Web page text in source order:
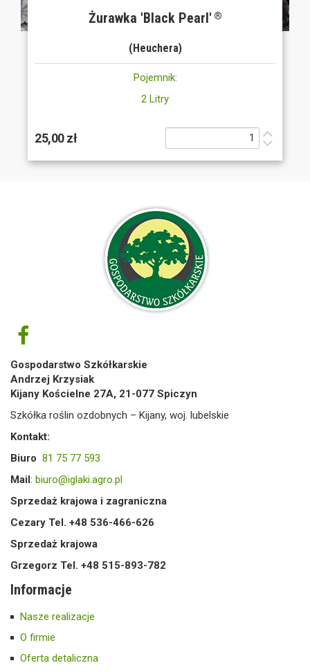
Żurawka 'Black Pearl' ®
(Heuchera)
Pojemnik:
2 Litry
25,00 zł
Gospodarstwo Szkółkarskie
Andrzej Krzysiak
Kijany Kościelne 27A, 21-077 Spiczyn
Szkółka roślin ozdobnych – Kijany, woj. lubelskie
Kontakt:
Biuro 81 75 77 593
Mail: biuro@iglaki.agro.pl
Sprzedaż krajowa i zagraniczna
Cezary Tel. +48 536-466-626
Sprzedaż krajowa
Grzegorz Tel. +48 515-893-782
Informacje
Nasze realizacje
O firmie
Oferta detaliczna